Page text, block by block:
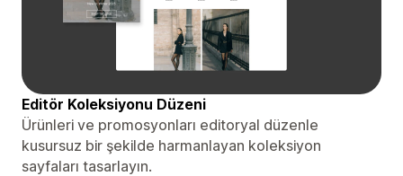
Editör Koleksiyonu Düzeni
Ürünleri ve promosyonları editoryal düzenle
kusursuz bir şekilde harmanlayan koleksiyon
sayfaları tasarlayın.